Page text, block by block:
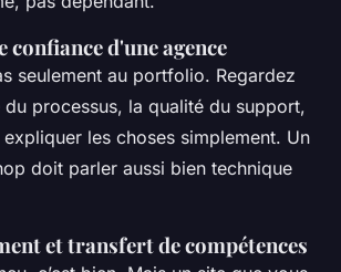
confiance d'une agence
seulement au portfolio. Regardez
du processus, la qualité du support,
les choses simplement. Un
doit parler aussi bien technique
et transfert de compétences